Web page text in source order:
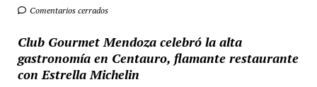
Comentarios cerrados
Club Gourmet Mendoza celebró la alta
gastronomía en Centauro, flamante restaurante
con Estrella Michelin